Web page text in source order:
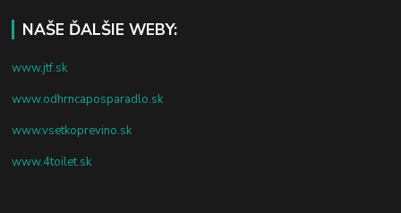
NAŠE ĎALŠIE WEBY:
www.jtf.sk
www.odhrncaposparadlo.sk
www.vsetkoprevino.sk
www.4toilet.sk